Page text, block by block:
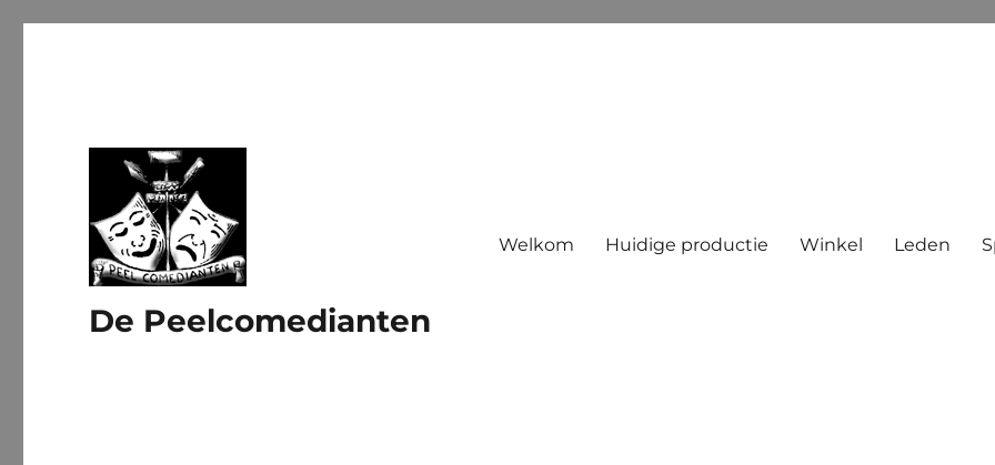
De Peelcomedianten
Welkom Huidige productie Winkel Leden